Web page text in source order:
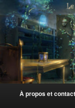
au
contenu
principal
au
contenu
secondaire
Le
principal
À propos et contact